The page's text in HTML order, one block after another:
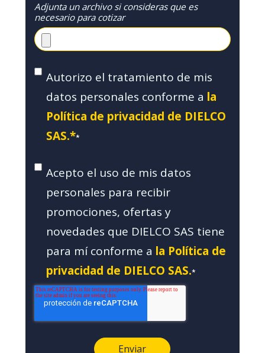
Adjunta un archivo si consideras que es
necesario para cotizar
Autorizo el tratamiento de mis
datos personales conforme a la
Política de privacidad de DIELCO
SAS.**
Acepto el uso de mis datos
personales para recibir
promociones, ofertas y
novedades que DIELCO SAS tiene
para mí conforme a la Política de
privacidad de DIELCO SAS.*